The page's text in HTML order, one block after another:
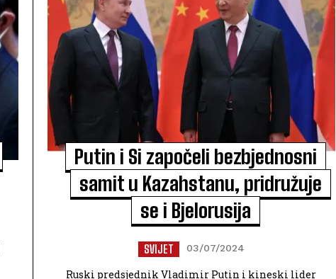
Putin i Si započeli bezbjednosni
samit u Kazahstanu, pridružuje
se i Bjelorusija
SVIJET 03/07/2024
Ruski predsjednik Vladimir Putin i kineski lider